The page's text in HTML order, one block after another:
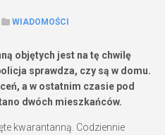
WIADOMOŚCI
objętych jest na tę chwilę
sprawdza, czy są w domu.
a w ostatnim czasie pod
dwóch mieszkańców.
kwarantanną. Codziennie